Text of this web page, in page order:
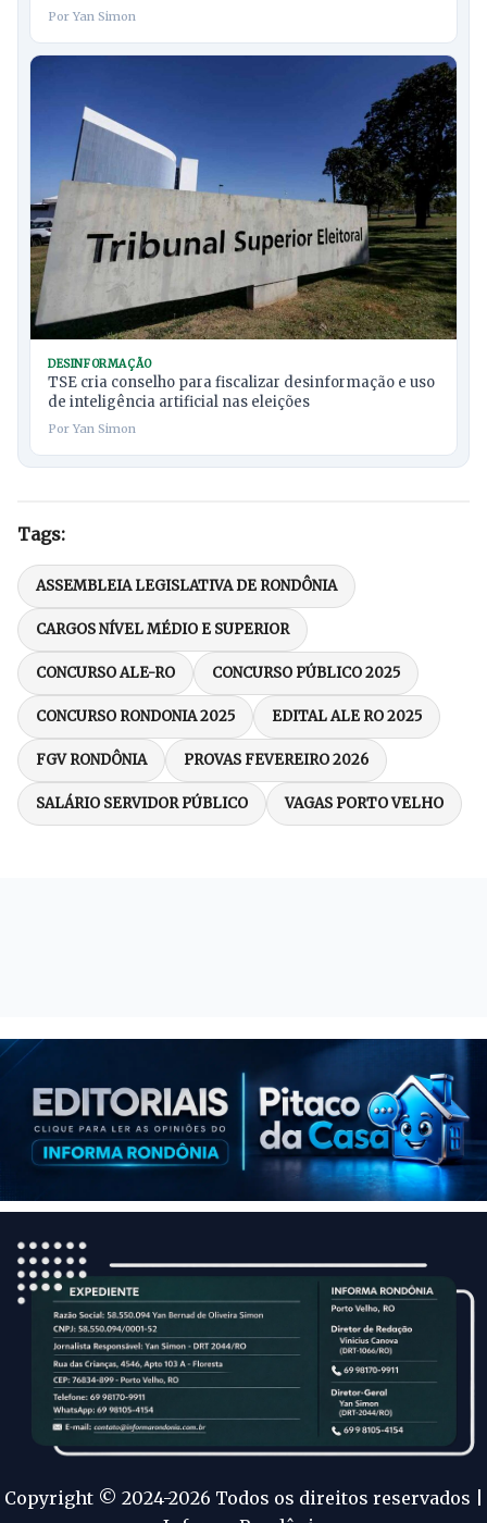
Por Yan Simon
DESINFORMAÇÃO
TSE cria conselho para fiscalizar desinformação e uso
de inteligência artificial nas eleições
Por Yan Simon
Tags:
ASSEMBLEIA LEGISLATIVA DE RONDÔNIA
CARGOS NÍVEL MÉDIO E SUPERIOR
CONCURSO ALE-RO CONCURSO PÚBLICO 2025
CONCURSO RONDONIA 2025 EDITAL ALE RO 2025
FGV RONDÔNIA PROVAS FEVEREIRO 2026
SALÁRIO SERVIDOR PÚBLICO VAGAS PORTO VELHO
Copyright © 2024-2026 Todos os direitos reservados |